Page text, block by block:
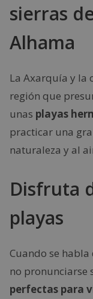
sierras
Alhama
La Axarquía y la
región que
unas playas
practicar una
naturaleza y al
Disfruta
playas
Cuando se habla
no pronunciarse
perfectas para